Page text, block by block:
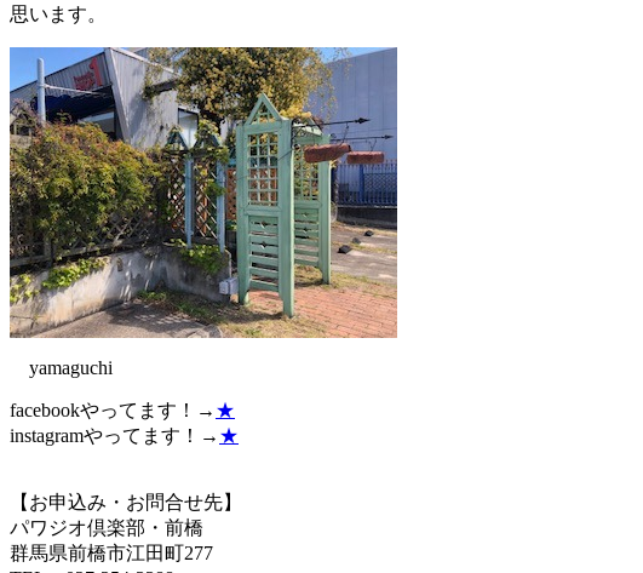
思います。
yamaguchi
facebookやってます！→ ★
instagramやってます！→ ★
【お申込み・お問合せ先】
パワジオ倶楽部・前橋
群馬県前橋市江田町277